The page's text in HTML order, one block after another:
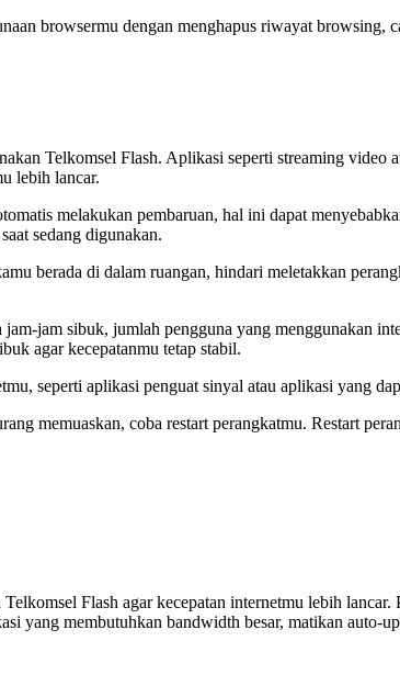
browsermu dengan menghapus riwayat browsing,
Telkomsel Flash. Aplikasi seperti streaming
lebih lancar.
melakukan pembaruan, hal ini dapat
sedang digunakan.
berada di dalam ruangan, hindari meletakkan
jam sibuk, jumlah pengguna yang menggunakan
agar kecepatanmu tetap stabil.
seperti aplikasi penguat sinyal atau aplikasi yang
memuaskan, coba restart perangkatmu. Restart
Flash agar kecepatan internetmu lebih
yang membutuhkan bandwidth besar, matikan auto-